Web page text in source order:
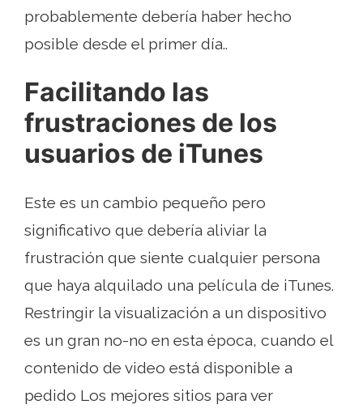
probablemente debería haber hecho
posible desde el primer día..
Facilitando las
frustraciones de los
usuarios de iTunes
Este es un cambio pequeño pero
significativo que debería aliviar la
frustración que siente cualquier persona
que haya alquilado una película de iTunes.
Restringir la visualización a un dispositivo
es un gran no-no en esta época, cuando el
contenido de video está disponible a
pedido Los mejores sitios para ver